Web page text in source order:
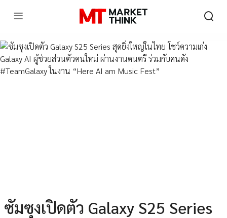
ซัมซุงเปิดตัว Galaxy S25 Series